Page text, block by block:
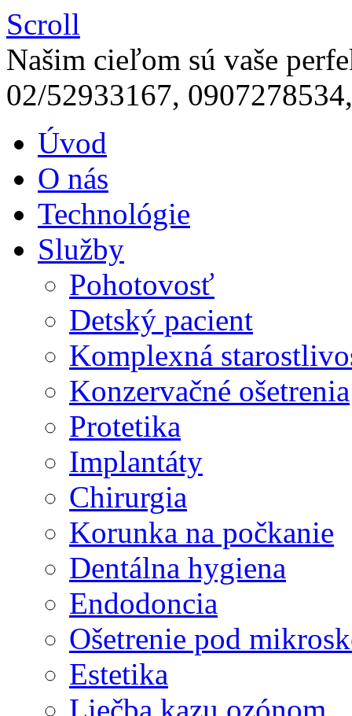
Scroll
Našim cieľom sú vaše
02/52933167,
Úvod
O nás
Technológie
Služby
Pohotovosť
Detský pacient
Komplexná
Konzervačné ošetrenia
Protetika
Implantáty
Chirurgia
Korunka na počkanie
Dentálna hygiena
Endodoncia
Ošetrenie pod
Estetika